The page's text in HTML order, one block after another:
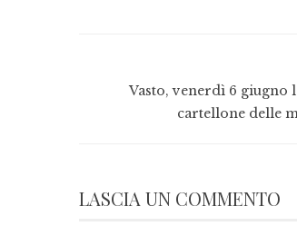
Vasto, venerdì 6 giugno
cartellone delle
LASCIA UN COMMENTO